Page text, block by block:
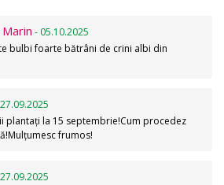
- 05.10.2025
bulbi foarte bătrâni de crini albi din
plantați la 15 septembrie!Cum procedez
frumos!